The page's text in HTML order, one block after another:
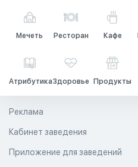
Мечеть Ресторан Кафе
АтрибутикаЗдоровье Продукты
Реклама
Кабинет заведения
Приложение для заведений